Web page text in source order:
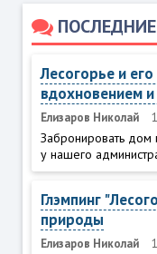
Лесогорье и
вдохновением
Елизаров Николай
Забронировать дом
у нашего
Глэмпинг
природы
Елизаров Николай